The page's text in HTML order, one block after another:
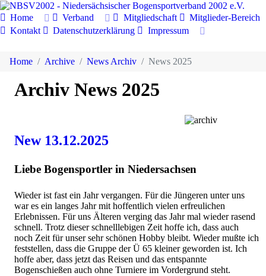
Home Verband Mitgliedschaft
Mitglieder-Bereich
Kontakt
Datenschutzerklärung Impressum
Home Archive News Archiv News 2025
Archiv News 2025
New 13.12.2025
Liebe Bogensportler in Niedersachsen
Wieder ist fast ein Jahr vergangen. Für die Jüngeren unter uns
war es ein langes Jahr mit hoffentlich vielen erfreulichen
Erlebnissen. Für uns Älteren verging das Jahr mal wieder rasend
schnell. Trotz dieser schnelllebigen Zeit hoffe ich, dass auch
noch Zeit für unser sehr schönen Hobby bleibt. Wieder mußte ich
feststellen, dass die Gruppe der Ü 65 kleiner geworden ist. Ich
hoffe aber, dass jetzt das Reisen und das entspannte
Bogenschießen auch ohne Turniere im Vordergrund steht.